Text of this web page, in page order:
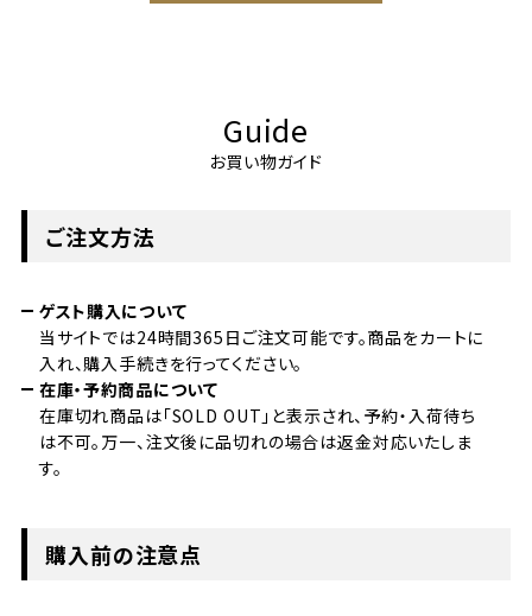
Guide
お買い物ガイド
ご注文方法
ゲスト購入について
当サイトでは24時間365日ご注文可能です。商品をカートに
入れ、購入手続きを行ってください。
在庫・予約商品について
在庫切れ商品は「SOLD OUT」と表示され、予約・入荷待ち
は不可。万一、注文後に品切れの場合は返金対応いたしま
す。
購入前の注意点